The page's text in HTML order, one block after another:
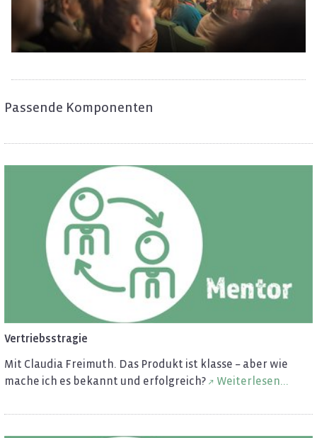
Pas­sen­de Kom­po­nen­ten
Ver­triebss­tra­gie
Mit Clau­dia Frei­muth. Das Pro­dukt ist klas­se – aber wie
mache ich es be­kannt und er­folg­reich?
Wei­ter­le­sen...